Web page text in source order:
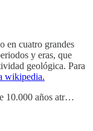
en cuatro grandes
y eras, que
geológica. Para
wikipedia.
10.000 años atr…